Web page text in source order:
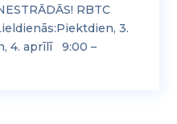
RBTC
3.
4. aprīlī 9:00 –